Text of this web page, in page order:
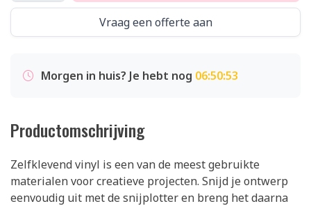
Vraag een offerte aan
Morgen in huis? Je hebt nog 06:50:52
Productomschrijving
Zelfklevend vinyl is een van de meest gebruikte
materialen voor creatieve projecten. Snijd je ontwerp
eenvoudig uit met de snijplotter en breng het daarna